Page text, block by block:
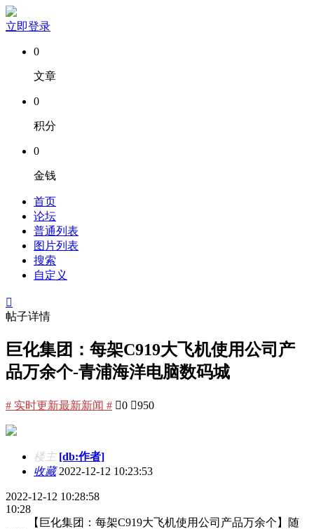
立即登录
0
文章
0
积分
0
金钱
首页
论坛
普通列表
图片列表
搜索
自定义

帖子详情
巨化集团：每架C919大飞机使用公司产
品万余个-青浦海洋电脑数码城
# 实时更新最新新闻 # 0 950
楼主 [db:作者]
收藏2022-12-12 10:23:53
2022-12-12 10:28:58
10:28
【巨化集团：每架C919大飞机使用公司产品万余个】随